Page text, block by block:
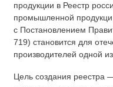
продукции в Реестр
промышленной
с Постановлением
719) становится для
производителей одной
Цель создания реестра